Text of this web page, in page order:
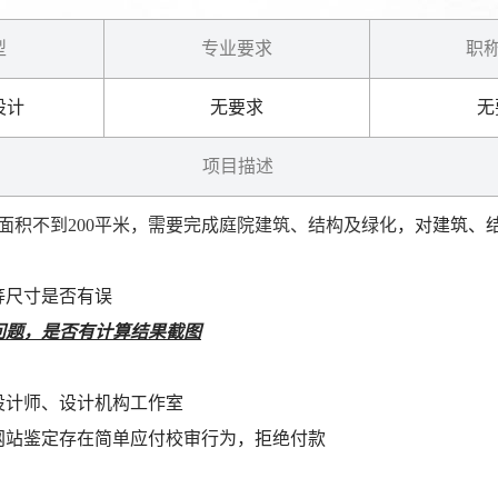
专业要求 职
计 无要求 无
项目描述
积不到200平米，需要完成庭院建筑、结构及绿化，对建筑、
尺寸是否有误
，是否有计算结果截图
师、设计机构工作室
鉴定存在简单应付校审行为，拒绝付款